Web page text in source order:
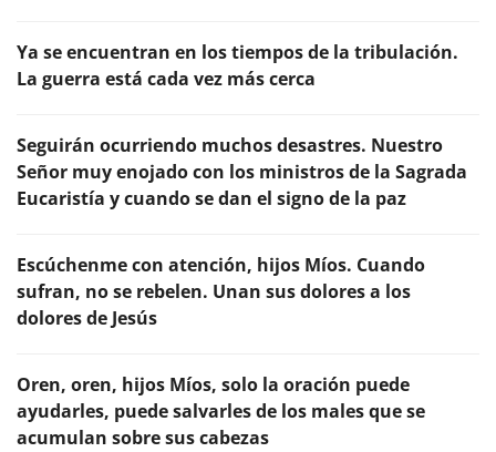
Ya se encuentran en los tiempos de la tribulación.
La guerra está cada vez más cerca
Seguirán ocurriendo muchos desastres. Nuestro
Señor muy enojado con los ministros de la Sagrada
Eucaristía y cuando se dan el signo de la paz
Escúchenme con atención, hijos Míos. Cuando
sufran, no se rebelen. Unan sus dolores a los
dolores de Jesús
Oren, oren, hijos Míos, solo la oración puede
ayudarles, puede salvarles de los males que se
acumulan sobre sus cabezas